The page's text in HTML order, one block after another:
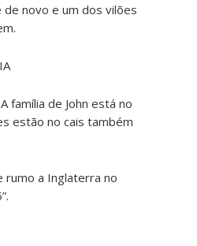
novo e um dos vilões
família de John está no
estão no cais também
rumo a Inglaterra no